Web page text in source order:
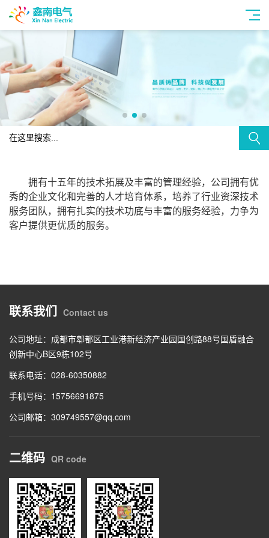
拥有十五年的技术拓展及丰富的管理经验，公司拥有优
秀的企业文化和完善的人才培育体系， 培养了行业资深技术
服务团队 ，拥有扎实的技术功底与丰富的服务经验，力争为
客户提供更优质的服务。
联系我们 Contact us
公司地址：成都市郫都区工业港新经济产业园国创路88号国盾融合
创新中心B区9栋102号
联系电话：028-60350882
手机号码：15756691875
公司邮箱：309749557@qq.com
二维码 QR code